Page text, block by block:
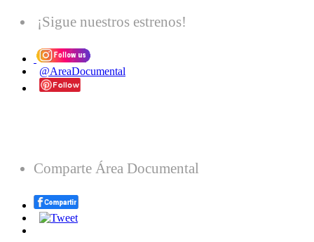
¡Sigue nuestros estrenos!
@AreaDocumental
Comparte Área Documental